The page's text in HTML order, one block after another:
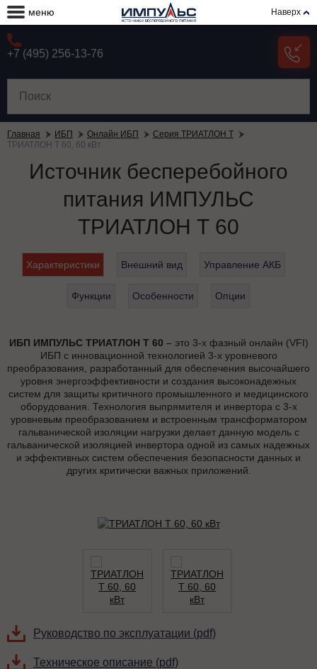
меню Наверх
+7 (495) 256-13-76
Главная ИБП Онлайн ИБП
Серия ТРИАТЛОН Т
ТРИАТЛОН Т 60, 60 кВт
Источник бесперебойного
питания ИМПУЛЬС
ТРИАТЛОН Т 60
Характеристики Внешний вид Управление АКБ
Функции Особенности Опции
ИБП ИМПУЛЬС ТРИАТЛОН Т 60 – это 3-х фазный онлайн (VFI)
ИБП с инновационной технологией 3-х уровневого
преобразования, разработанный для обеспечения высочайшего
уровня энергоэффективности и создания высоконадежных
систем для защиты критичного промышленного и медицинского
оборудования. Технология выпрямителя и инвертора с 3-х
уровневым преобразованием и встроенным трансформатором
гальванической изоляции нагрузки делает данную модель с
гальванической изоляцией инвертора одной из самых надежных
и эффективных систем обеспечения безопасности данных и
других критически важных приложений.
Руководство по эксплуатации (pdf)
Техническое описание (pdf)